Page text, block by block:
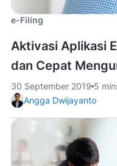
e-Filing
Aktivasi Aplikasi
dan Cepat
30 September 2019 5
Angga Dwijayanto